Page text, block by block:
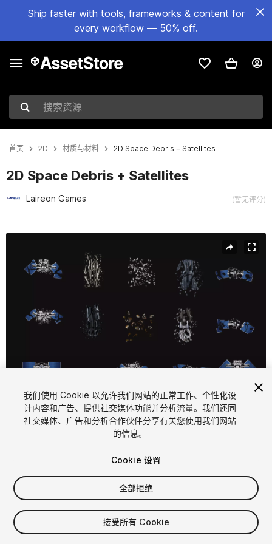
Ship faster with tools, frameworks & content for
every workflow — 50% off.
搜索资源
首页 2D 材质与材料 2D Space Debris + Satellites
2D Space Debris + Satellites
Laireon Games (暂无评分)
1/2
$4.99
增值税将在结算时计算
我们使用 Cookie 以允许我们网站的正常工作、个性化设
计内容和广告、提供社交媒体功能并分析流量。我们还同
社交媒体、广告和分析合作伙伴分享有关您使用我们网站
的信息。
Cookie 设置
全部拒绝
接受所有 Cookie